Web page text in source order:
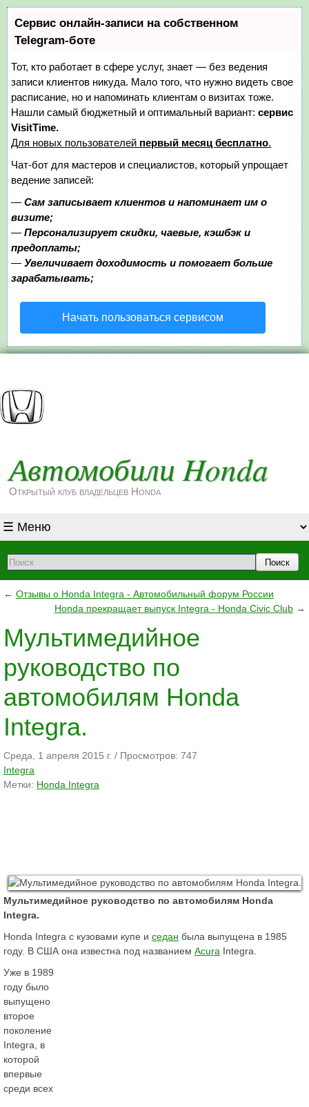
Сервис онлайн-записи на собственном
Telegram-боте
Тот, кто работает в сфере услуг, знает — без ведения
записи клиентов никуда. Мало того, что нужно видеть свое
расписание, но и напоминать клиентам о визитах тоже.
Нашли самый бюджетный и оптимальный вариант: сервис
VisitTime.
Для новых пользователей первый месяц бесплатно.
Чат-бот для мастеров и специалистов, который упрощает
ведение записей:
— Сам записывает клиентов и напоминает им о
визите;
— Персонализирует скидки, чаевые, кэшбэк и
предоплаты;
— Увеличивает доходимость и помогает больше
зарабатывать;
Начать пользоваться сервисом
Автомобили Honda
Открытый клуб владельцев Honda
Поиск
← Отзывы о Honda Integra - Автомобильный форум России
Honda прекращает выпуск Integra - Honda Civic Club →
Мультимедийное
руководство по
автомобилям Honda
Integra.
Среда, 1 апреля 2015 г. / Просмотров: 747
Integra
Метки: Honda Integra
Мультимедийное руководство по автомобилям Honda
Integra.
Honda Integra с кузовами купе и седан была выпущена в 1985
году. В США она известна под названием Acura Integra.
Уже в 1989
году было
выпущено
второе
поколение
Integra, в
которой
впервые
среди всех